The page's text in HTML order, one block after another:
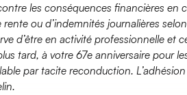
les conséquences financières en
ou d’indemnités journalières
d’être en activité professionnelle et
tard, à votre 67e anniversaire pour
par tacite reconduction.